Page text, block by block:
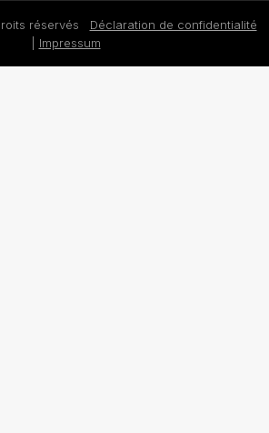
réservés Déclaration de confidentialité
Impressum